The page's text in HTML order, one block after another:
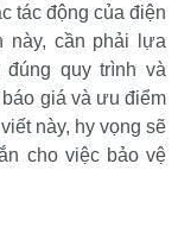
tác động của điện
cần phải lựa
quy trình và
giá và ưu điểm
này, hy vọng sẽ
cho việc bảo vệ